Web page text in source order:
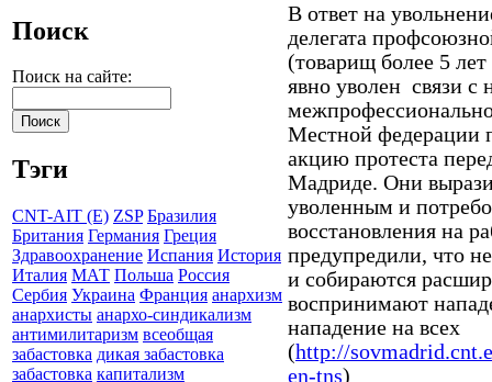
Поиск
Поиск на сайте:
Тэги
CNT-AIT (E) ZSP Бразилия
Британия Германия Греция
Здравоохранение Испания История
Италия МАТ Польша Россия
Сербия Украина Франция анархизм
анархисты анархо-синдикализм
антимилитаризм всеобщая
забастовка дикая забастовка
забастовка капитализм
В ответ на
делегата
(товарищ более 5
явно уволен связи с
Местной федерации
акцию протеста
Мадриде. Они
уволенным и
восстановления на
предупредили, что
и собираются
воспринимают
нападение на всех
(http://
en-tns)